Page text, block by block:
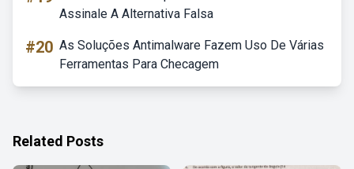
Assinale A Alternativa Falsa
#20 As Soluções Antimalware Fazem Uso De Várias
Ferramentas Para Checagem
Related Posts